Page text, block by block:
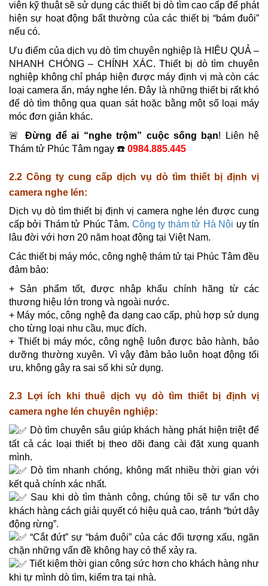
viên kỹ thuật sẽ sử dụng các thiết bị dò tìm cao cấp để phát
hiện sự hoạt động bất thường của các thiết bị “bám đuôi”
nếu có.
Ưu điểm của dịch vụ dò tìm chuyên nghiệp là HIỆU QUẢ –
NHANH CHÓNG – CHÍNH XÁC. Thiết bị dò tìm chuyên
nghiệp không chỉ pháp hiện được máy định vị mà còn các
loại camera ẩn, máy nghe lén. Đây là những thiết bị rất khó
để dò tìm thông qua quan sát hoặc bằng một số loại máy
móc đơn giản khác.
🚨 Đừng để ai “nghe trộm” cuộc sống bạn! Liên hệ
Thám tử Phúc Tâm ngay ☎️ 0984.885.445
2.2 Công ty cung cấp dịch vụ dò tìm thiết bị định vị
camera nghe lén:
Dịch vụ dò tìm thiết bị định vị camera nghe lén được cung
cấp bởi Thám tử Phúc Tâm. Công ty thám tử Hà Nội uy tín
lâu đời với hơn 20 năm hoạt động tại Việt Nam.
Các thiết bị máy móc, công nghệ thám tử tại Phúc Tâm đều
đảm bảo:
+ Sản phẩm tốt, được nhập khẩu chính hãng từ các
thương hiệu lớn trong và ngoài nước.
+ Máy móc, công nghệ đa dạng cao cấp, phù hợp sử dụng
cho từng loại nhu cầu, mục đích.
+ Thiết bị máy móc, công nghệ luôn được bảo hành, bảo
dưỡng thường xuyên. Vì vậy đảm bảo luôn hoạt động tối
ưu, không gây ra sai số khi sử dụng.
2.3 Lợi ích khi thuê dịch vụ dò tìm thiết bị định vị
camera nghe lén chuyên nghiệp:
Dò tìm chuyên sâu giúp khách hàng phát hiện triệt để
tất cả các loại thiết bị theo dõi đang cài đặt xung quanh
mình.
Dò tìm nhanh chóng, không mất nhiều thời gian với
kết quả chính xác nhất.
Sau khi dò tìm thành công, chúng tôi sẽ tư vấn cho
khách hàng cách giải quyết có hiệu quả cao, tránh “bứt dây
động rừng”.
“Cắt đứt” sự “bám đuôi” của các đối tượng xấu, ngăn
chặn những vấn đề không hay có thể xảy ra.
Tiết kiệm thời gian công sức hơn cho khách hàng như
khi tự mình dò tìm, kiểm tra tại nhà.